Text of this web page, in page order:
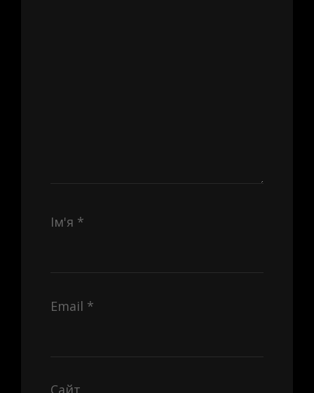
Ім'я *
Email *
Сайт